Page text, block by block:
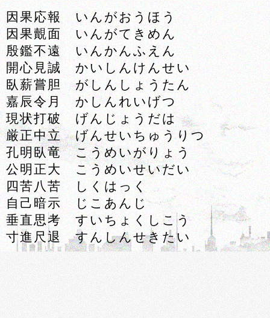
因果応報 いんがおうほう
因果覿面 いんがてきめん
殷鑑不遠 いんかんふえん
開心見誠 かいしんけんせい
臥薪嘗胆 がしんしょうたん
嘉辰令月 かしんれいげつ
現状打破 げんじょうだは
厳正中立 げんせいちゅうりつ
孔明臥竜 こうめいがりょう
公明正大 こうめいせいだい
四苦八苦 しくはっく
自己暗示 じこあんじ
垂直思考 すいちょくしこう
寸進尺退 すんしんせきたい